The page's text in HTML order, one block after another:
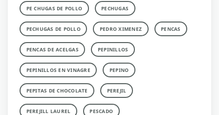
PE CHUGAS DE POLLO PECHUGAS
PECHUGAS DE POLLO PEDRO XIMENEZ PENCAS
PENCAS DE ACELGAS PEPINILLOS
PEPINILLOS EN VINAGRE PEPINO
PEPITAS DE CHOCOLATE PEREJIL
PEREJILL LAUREL PESCADO